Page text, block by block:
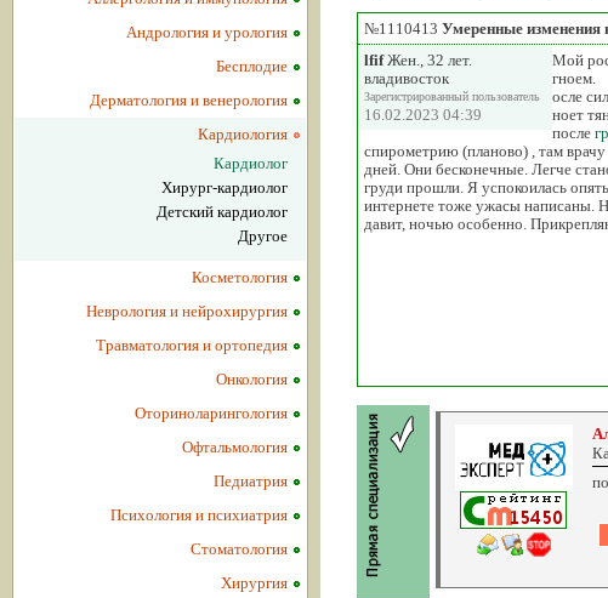
№1110413 Умеренные изменения
lfifЖен., 32 лет.
владивосток
Зарегистрированный пользователь
16.02.2023 04:39
Мой
гноем.
осле
ноет
после
спирометрию (планово) , там врачу
дней. Они бесконечные. Легче
груди прошли. Я успокоилась
интернете тоже ужасы написаны.
давит, ночью особенно.
Андрология и урология
Бесплодие
Дерматология и венерология
Кардиология
Кардиолог
Хирург-кардиолог
Детский кардиолог
Другое
Косметология
Неврология и нейрохирургия
Травматология и ортопедия
Онкология
Оториноларингология
Офтальмология
Педиатрия
Психология и психиатрия
Стоматология
Хирургия